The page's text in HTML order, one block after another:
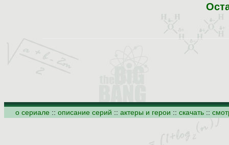
о сериале :: описание серий :: актеры и герои :: скачать ::